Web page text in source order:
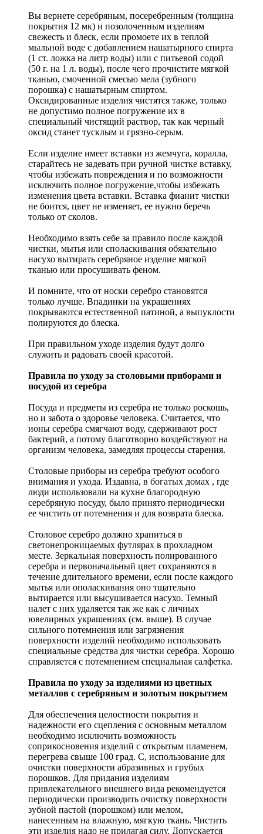
Вы вернете серебряным, посеребренным (толщина
покрытия 12 мк) и позолоченным изделиям
свежесть и блеск, если промоете их в теплой
мыльной воде с добавлением нашатырного спирта
(1 ст. ложка на литр воды) или с питьевой содой
(50 г. на 1 л. воды), после чего прочистите мягкой
тканью, смоченной смесью мела (зубного
порошка) с нашатырным спиртом.
Оксидированные изделия чистятся также, только
не допустимо полное погружение их в
специальный чистящий раствор, так как черный
оксид станет тусклым и грязно-серым.
Если изделие имеет вставки из жемчуга, коралла,
старайтесь не задевать при ручной чистке вставку,
чтобы избежать повреждения и по возможности
исключить полное погружение,чтобы избежать
изменения цвета вставки. Вставка фианит чистки
не боится, цвет не изменяет, ее нужно беречь
только от сколов.
Необходимо взять себе за правило после каждой
чистки, мытья или споласкивания обязательно
насухо вытирать серебряное изделие мягкой
тканью или просушивать феном.
И помните, что от носки серебро становятся
только лучше. Впадинки на украшениях
покрываются естественной патиной, а выпуклости
полируются до блеска.
При правильном уходе изделия будут долго
служить и радовать своей красотой.
Правила по уходу за столовыми приборами и
посудой из серебра
Посуда и предметы из серебра не только роскошь,
но и забота о здоровье человека. Считается, что
ионы серебра смягчают воду, сдерживают рост
бактерий, а потому благотворно воздействуют на
организм человека, замедляя процессы старения.
Столовые приборы из серебра требуют особого
внимания и ухода. Издавна, в богатых домах , где
люди использовали на кухне благородную
серебряную посуду, было принято периодически
ее чистить от потемнения и для возврата блеска.
Столовое серебро должно храниться в
светонепроницаемых футлярах в прохладном
месте. Зеркальная поверхность полированного
серебра и первоначальный цвет сохраняются в
течение длительного времени, если после каждого
мытья или ополаскивания оно тщательно
вытирается или высушивается насухо. Темный
налет с них удаляется так же как с личных
ювелирных украшениях (см. выше). В случае
сильного потемнения или загрязнения
поверхности изделий необходимо использовать
специальные средства для чистки серебра. Хорошо
справляется с потемнением специальная салфетка.
Правила по уходу за изделиями из цветных
металлов с серебряным и золотым покрытием
Для обеспечения целостности покрытия и
надежности его сцепления с основным металлом
необходимо исключить возможность
соприкосновения изделий с открытым пламенем,
перегрева свыше 100 град. С, использование для
очистки поверхности абразивных и грубых
порошков. Для придания изделиям
привлекательного внешнего вида рекомендуется
периодически производить очистку поверхности
зубной пастой (порошком) или мелом,
нанесенным на влажную, мягкую ткань. Чистить
эти изделия надо не прилагая силу. Допускается